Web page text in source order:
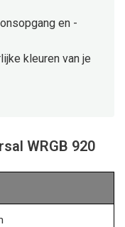
en -
kleuren van je
WRGB 920